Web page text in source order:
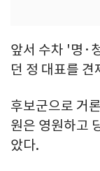
앞서 수차 '명·
던 정 대표를
후보군으로 거
원은 영원하고
았다.